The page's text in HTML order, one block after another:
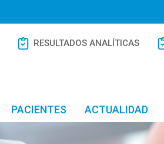
RESULTADOS ANALÍTICAS
PACIENTES ACTUALIDAD